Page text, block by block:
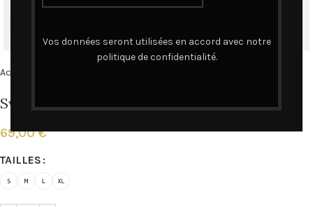
Vos données seront utilisées en accord avec notre
politique de confidentialité.
Accueil
Sweat Femme – A Vita
69,00€
TAILLES